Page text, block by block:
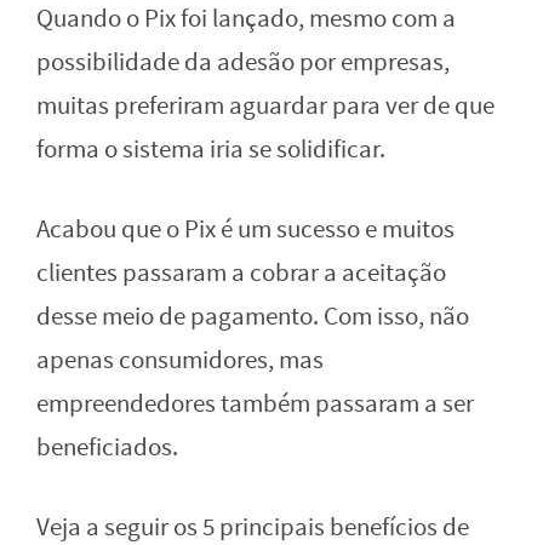
Quando o Pix foi lançado, mesmo com a
possibilidade da adesão por empresas,
muitas preferiram aguardar para ver de que
forma o sistema iria se solidificar.
Acabou que o Pix é um sucesso e muitos
clientes passaram a cobrar a aceitação
desse meio de pagamento. Com isso, não
apenas consumidores, mas
empreendedores também passaram a ser
beneficiados.
Veja a seguir os 5 principais benefícios de